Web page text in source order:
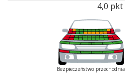
4,0 pkt
Bezpieczeństwo przechodnia